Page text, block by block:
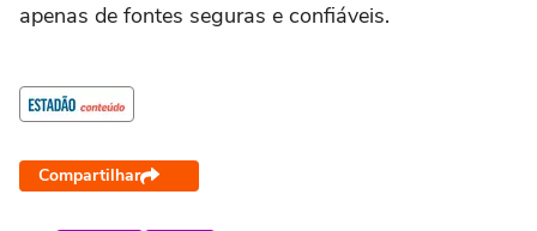
apenas de fontes seguras e confiáveis.
Compartilhar